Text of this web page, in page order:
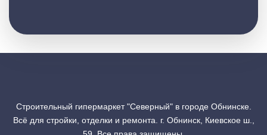
Строительный гипермаркет "Северный" в городе Обнинске.
Всё для стройки, отделки и ремонта. г. Обнинск, Киевское ш.,